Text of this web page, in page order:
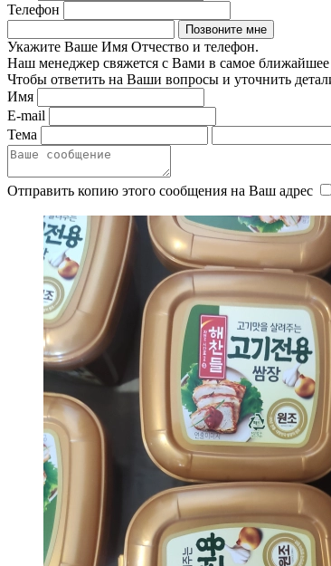
Телефон
Укажите Ваше Имя Отчество и телефон.
Наш менеджер свяжется с Вами в самое ближайшее
Чтобы ответить на Ваши вопросы и уточнить
Имя
E-mail
Тема
Отправить копию этого сообщения на Ваш адрес